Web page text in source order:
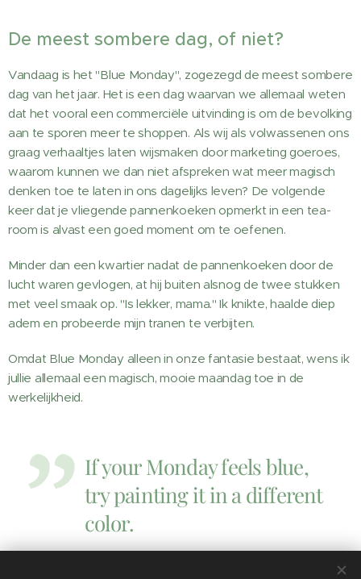
De meest sombere dag, of niet?
Vandaag is het "Blue Monday", zogezegd de meest sombere
dag van het jaar. Het is een dag waarvan we allemaal weten
dat het vooral een commerciële uitvinding is om de bevolking
aan te sporen meer te shoppen. Als wij als volwassenen ons
graag verhaaltjes laten wijsmaken door marketing goeroes,
waarom kunnen we dan niet afspreken wat meer magisch
denken toe te laten in ons dagelijks leven? De volgende
keer dat je vliegende pannenkoeken opmerkt in een tea-
room is alvast een goed moment om te oefenen.
Minder dan een kwartier nadat de pannenkoeken door de
lucht waren gevlogen, at hij buiten alsnog de twee stukken
met veel smaak op. "Is lekker, mama." Ik knikte, haalde diep
adem en probeerde mijn tranen te verbijten.
Omdat Blue Monday alleen in onze fantasie bestaat, wens ik
jullie allemaal een magisch, mooie maandag toe in de
werkelijkheid.
If your Monday feels blue,
try painting it in a different
color.